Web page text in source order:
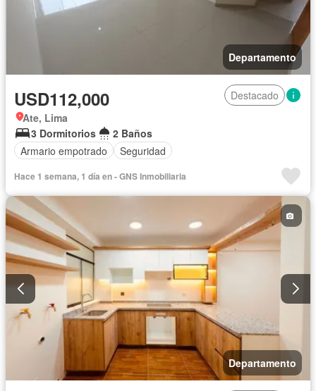
Departamento
USD112,000
Destacado
Ate, Lima
3 Dormitorios
2 Baños
Armario empotrado
Seguridad
Hace 1 semana, 1 día en - GNS Inmobiliaria
Departamento